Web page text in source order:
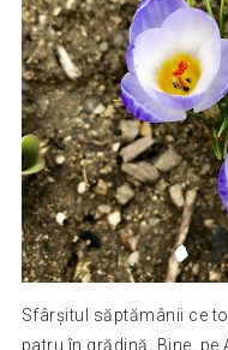
Sfârșitul săptămânii ce
patru în grădină. Bine,